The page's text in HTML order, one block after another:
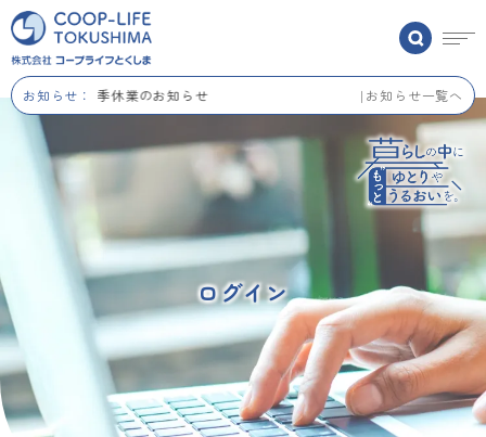
お知らせ：夏季休業のお知らせ お知らせ一覧へ
ログイン